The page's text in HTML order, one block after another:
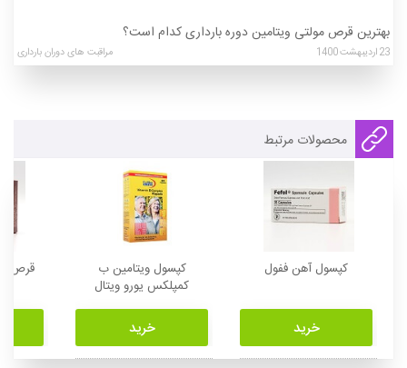
بهترین قرص مولتی ویتامین دوره بارداری کدام است؟
23اردیبهشت1400 مراقبت های دوران بارداری
محصولات مرتبط
کپسول آهن ففول
خرید
کپسول ویتامین ب
کمپلکس یورو ویتال
خرید
قرص